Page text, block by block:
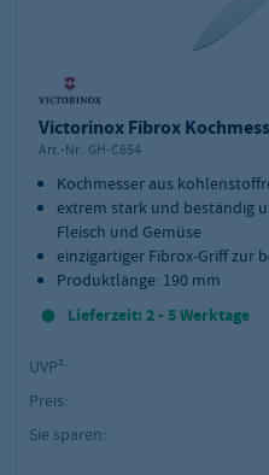
Victorinox Fibrox
Art.-Nr.: GH-C654
Kochmesser aus
extrem stark und beständig
Fleisch und Gemüse
einzigartiger Fibrox-Griff zur
Produktlänge: 190 mm
Lieferzeit: 2 - 5 Werktage
UVP²:
Preis:
Sie sparen: